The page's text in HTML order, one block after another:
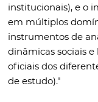
institucionais), e o
em múltiplos
instrumentos de
dinâmicas sociais
oficiais dos
de estudo)."